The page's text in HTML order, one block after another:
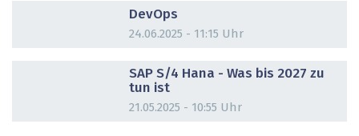
DevOps
24.06.2025 - 11:15 Uhr
SAP S/4 Hana - Was bis 2027 zu
tun ist
21.05.2025 - 10:55 Uhr